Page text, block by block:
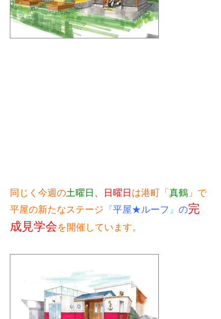
同じく今週の土曜日、 日曜日 は港町「 真鶴 」で
平屋の新たなステージ 『平屋★ルーフ 』 の完
成見学会を開催しています。